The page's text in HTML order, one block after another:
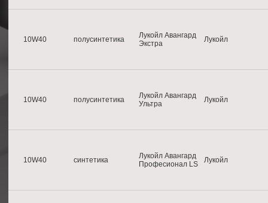
10W40 полусинтетика
Лукойл Авангард
Экстра
Лукойл
10W40 полусинтетика
Лукойл Авангард
Ультра
Лукойл
10W40 синтетика
Лукойл Авангард
Професионал LS
Лукойл